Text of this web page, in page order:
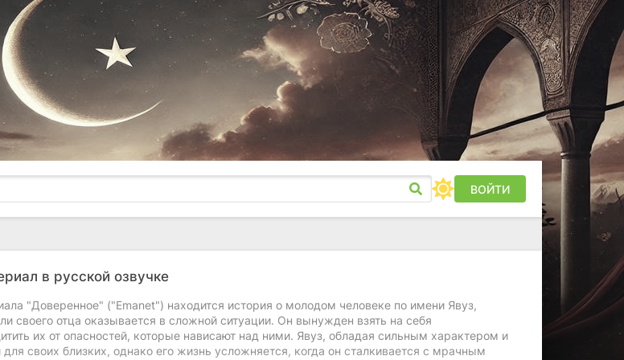
ВОЙТИ
в русской озвучке
"Доверенное" ("Emanet") находится история о молодом человеке по имени Явуз,
своего отца оказывается в сложной ситуации. Он вынужден взять на себя
их от опасностей, которые нависают над ними. Явуз, обладая сильным характером и
своих близких, однако его жизнь усложняется, когда он сталкивается с мрачным